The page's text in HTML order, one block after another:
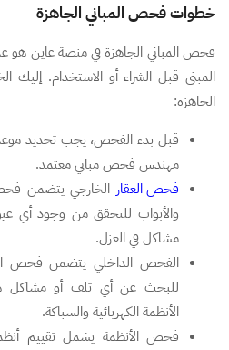
خطوات فحص المباني الجاهزة
فحص المباني الجاهزة في منصة عاين
المبنى قبل الشراء أو الاستخدام. إليك
الجاهزة:
قبل بدء الفحص، يجب تحديد
مهندس فحص مباني معتمد.
فحص العقار الخارجي يتضمن فحص
والأبواب للتحقق من وجود أي
مشاكل في العزل.
الفحص الداخلي يتضمن فحص
للبحث عن أي تلف أو مشاكل
الأنظمة الكهربائية والسباكة.
فحص الأنظمة يشمل تقييم